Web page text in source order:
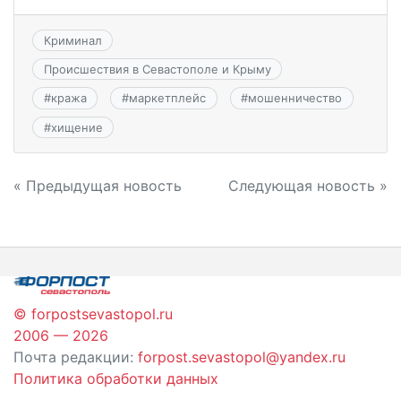
Криминал
Происшествия в Севастополе и Крыму
#кража #маркетплейс #мошенничество
#хищение
Навигация
записям
« Предыдущая новость Следующая новость »
© forpostsevastopol.ru
2006 — 2026
Почта редакции: forpost.sevastopol@yandex.ru
Политика обработки данных